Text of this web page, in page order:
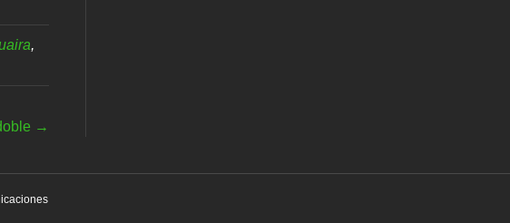
,
→